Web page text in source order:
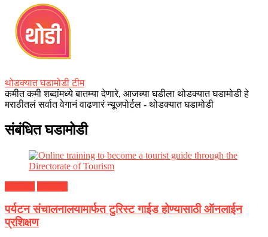
थोडक्यात घडामोडी टीम
कमीत कमी शब्दांमध्ये बातम्या देणारे, आजच्या घडीला थोडक्यात घडामोडी हे
मराठीतलं सर्वात वेगानं वाढणारं न्यूजपोर्टल - थोडक्यात घडामोडी
संबंधित घडामोडी
पर्यटन संचालनालयामार्फत टुरिस्ट गाईड होण्यासाठी ऑनलाईन
प्रशिक्षण